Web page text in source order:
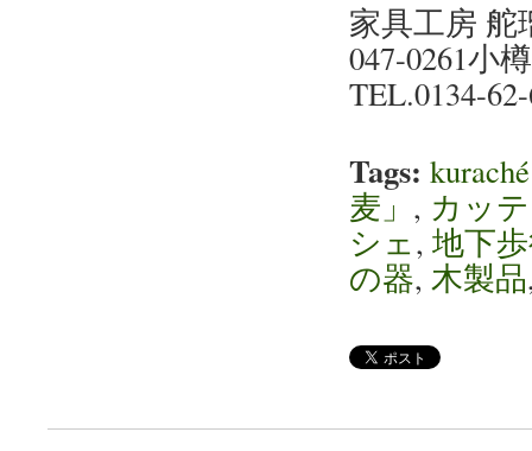
家具工房 舵
047-0261小
TEL.0134-
Tags:
麦」 , カッ
シェ, 地下
の器, 木製品